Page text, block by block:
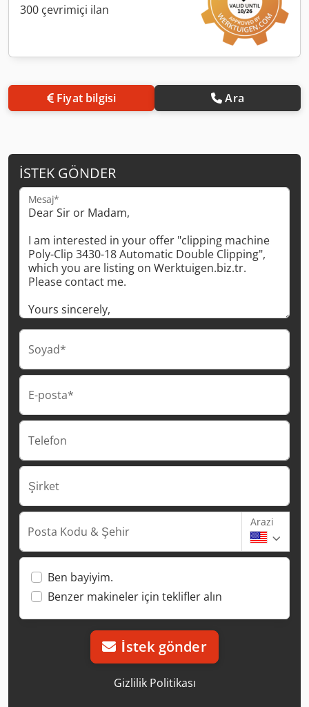
300 çevrimiçi ilan
Fiyat bilgisi Ara
İSTEK GÖNDER
Mesaj*
Soyad*
E-posta*
Telefon
Şirket
Posta Kodu & Şehir
Arazi
Ben bayiyim.
Benzer makineler için teklifler alın
İstek gönder
Gizlilik Politikası